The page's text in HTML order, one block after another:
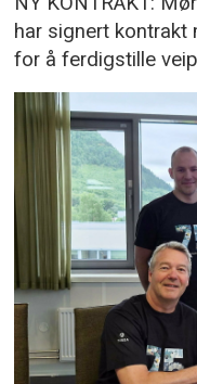
har signert kontrakt
for å ferdigstille